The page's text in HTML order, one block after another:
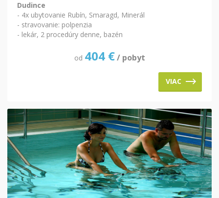
Dudince
- 4x ubytovanie Rubín, Smaragd, Minerál
- stravovanie: polpenzia
- lekár, 2 procedúry denne, bazén
od 404 € / pobyt
VIAC